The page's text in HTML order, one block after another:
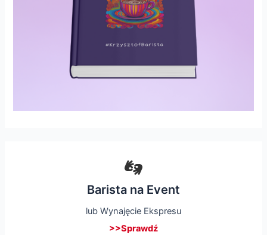
Barista na Event
lub Wynajęcie Ekspresu
>>Sprawdź